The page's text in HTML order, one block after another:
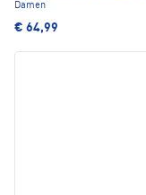
Damen
€ 64,99